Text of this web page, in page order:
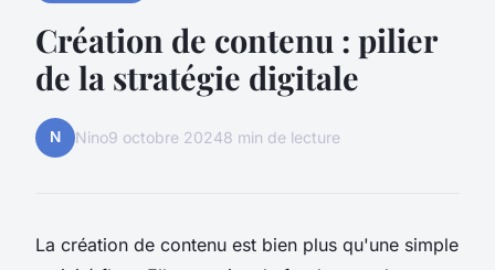
Création de contenu : pilier
de la stratégie digitale
N Nino9 octobre 20248 min de lecture
La création de contenu est bien plus qu'une simple